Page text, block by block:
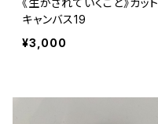
《生かされていくこと》カット
キャンバス19
¥3,000